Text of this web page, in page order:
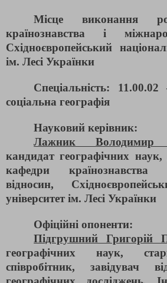
Місце виконання
країнознавства і
Східноєвропейський
ім. Лесі Українки
Спеціальність:
соціальна географія
Науковий керівник:
Лажник Володимир
кандидат географічних наук,
кафедри
відносин,
університет ім. Лесі Українки
Офіційні опоненти:
Підгрушний Григорій
географічних наук,
співробітник, завідувач